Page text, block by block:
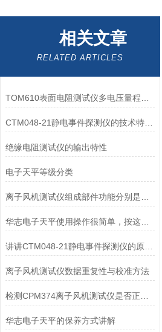
相关文章
RELATED ARTICLES
CTM048-21静电事件探测仪的技术特点解读
绝缘电阻测试仪的输出特性
电子天平等级分类
华志电子天平使用操作很简单，按这些步骤来就行
讲讲CTM048-21静电事件探测仪的原理及组成装置
离子风机测试仪数据重复性与校准方法
华志电子天平的保养方式讲解